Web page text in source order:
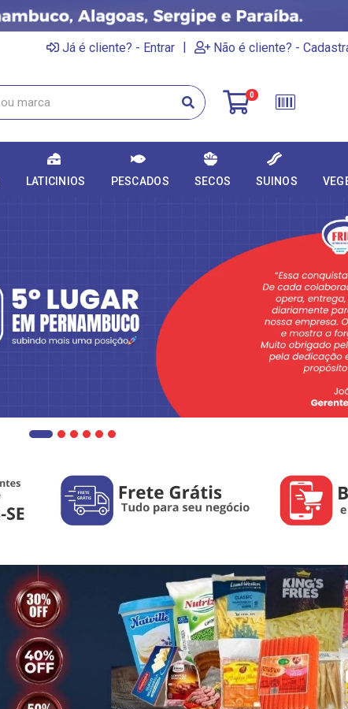
Já é cliente? - Entrar | Não é cliente? -
0
LATICINIOS PESCADOS SECOS SUINOS